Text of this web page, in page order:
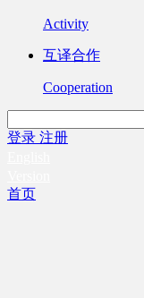
Activity
互译合作
Cooperation
登录 注册
首页